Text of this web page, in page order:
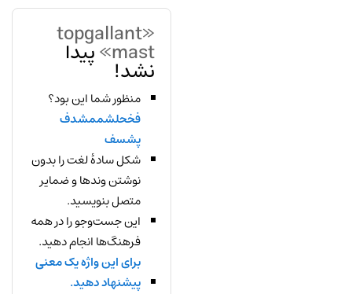
«topgallant
mast» پیدا
نشد!
منظور شما این بود؟
فخحلشممشدف
پشسف
شکل سادهٔ لغت را بدون
نوشتن وندها و ضمایر
متصل بنویسید.
این جست‌وجو را در همه
فرهنگ‌ها انجام دهید.
برای این واژه یک معنی
پیشنهاد دهید.